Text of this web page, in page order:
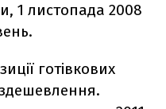
1 листопада 2008
готівкових